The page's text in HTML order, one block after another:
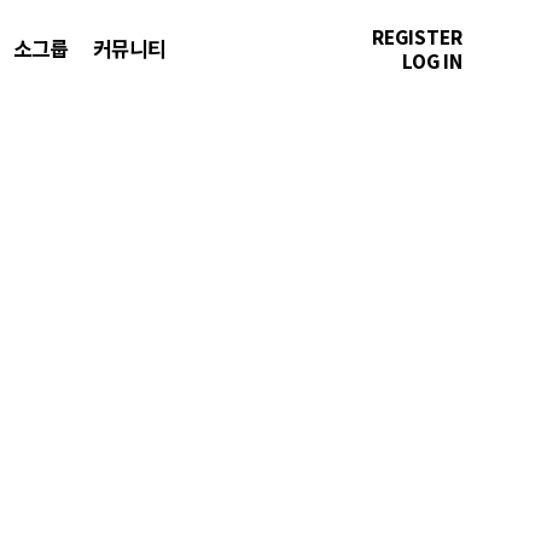
소그룹 커뮤니티
REGISTER
LOG IN